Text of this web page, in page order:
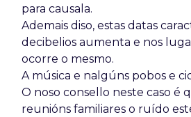
para causala.
Ademais diso, estas datas
decibelios aumenta e nos
ocorre o mesmo.
A música e nalgúns pobos e
O noso consello neste caso é
reunións familiares o ruído